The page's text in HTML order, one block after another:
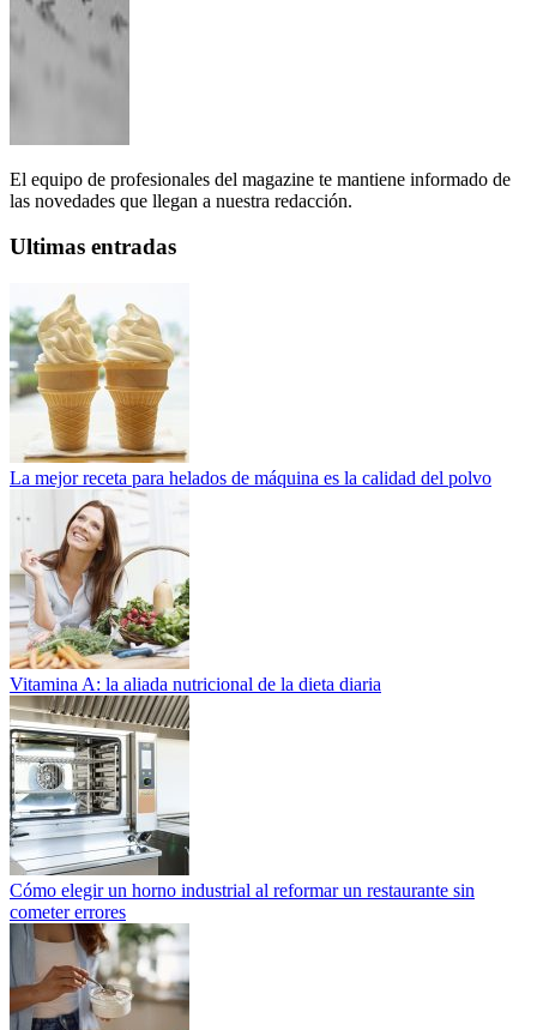
El equipo de profesionales del magazine te mantiene informado de
las novedades que llegan a nuestra redacción.
Ultimas entradas
La mejor receta para helados de máquina es la calidad del polvo
Vitamina A: la aliada nutricional de la dieta diaria
Cómo elegir un horno industrial al reformar un restaurante sin
cometer errores